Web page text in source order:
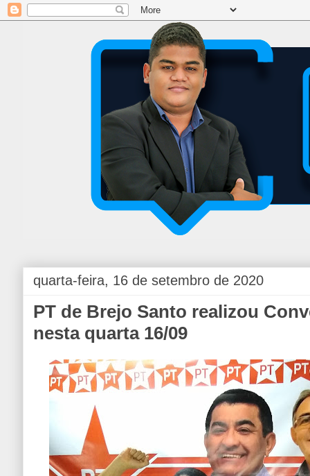
quarta-feira, 16 de setembro de 2020
PT de Brejo Santo realizou
nesta quarta 16/09